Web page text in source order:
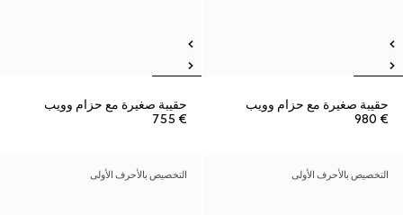
حقيبة صغيرة مع حزام وويب
€ 980
حقيبة صغيرة مع حزام وويب
€ 755
التخصيص بالأحرف الأولى التخصيص بالأحرف الأولى